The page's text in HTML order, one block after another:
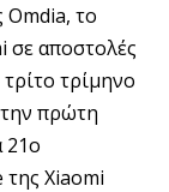
Omdia, το
σε αποστολές
τρίμηνο
πρώτη
21ο
Xiaomi